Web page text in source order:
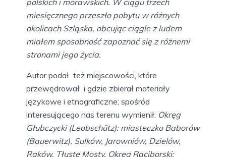
polskich i morawskich. W ciągu trzech
miesięcznego przeszło pobytu w różnych
okolicach Szląska, obcując ciągle z ludem
miałem sposobność zapoznać się z różnemi
stronami jego życia.
Autor podał też miejscowości, które
przewędrował i gdzie zbierał materiały
językowe i etnograficzne; spośród
interesującego nas terenu wymienił: Okręg
Głubczycki (Leobschütz): miasteczko Baborów
(Bauerwitz), Sulków, Jarowniów, Dzielów,
Raków, Tłuste Mosty. Okręg Raciborski: